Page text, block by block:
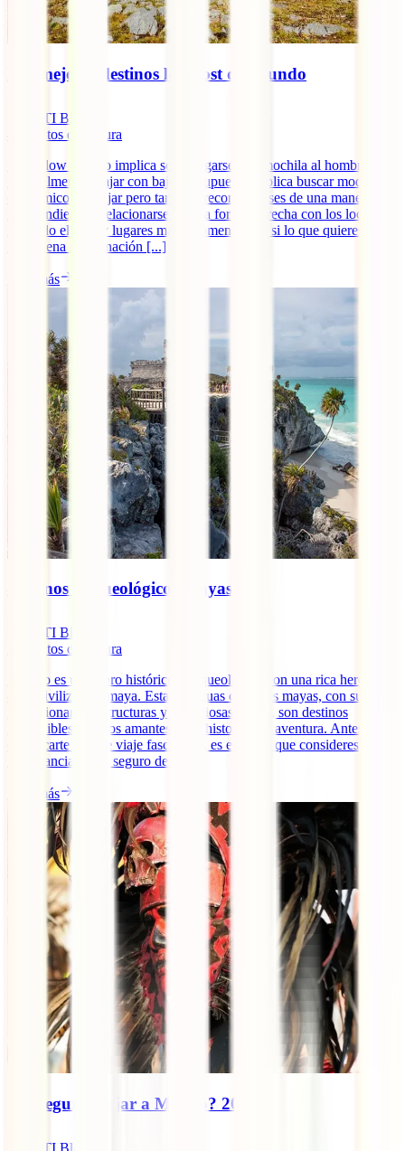
Los mejores destinos low cost del mundo
IATI Blog
minutos de lectura
Viajar low cost no implica solo cargarse una mochila al hombro.
Normalmente, viajar con bajo presupuesto implica buscar modo más
económico de viajar pero también recorrer países de una manera
independiente y relacionarse de una forma estrecha con los locales.
Por todo ello, hay lugares más recomendables si lo que quieres es
una buena combinación [...]
Leer más
8 Iconos Arqueológicos Mayas
IATI Blog
minutos de lectura
México es un tesoro histórico y arqueológico con una rica herencia
de la civilización maya. Estas antiguas ciudades mayas, con sus
impresionantes estructuras y misteriosas ruinas, son destinos
imperdibles para los amantes de la historia y la aventura. Antes de
embarcarte en este viaje fascinante, es esencial que consideres la
importancia de un seguro de [...]
Leer más
¿Es seguro viajar a México? 2025
IATI Blog